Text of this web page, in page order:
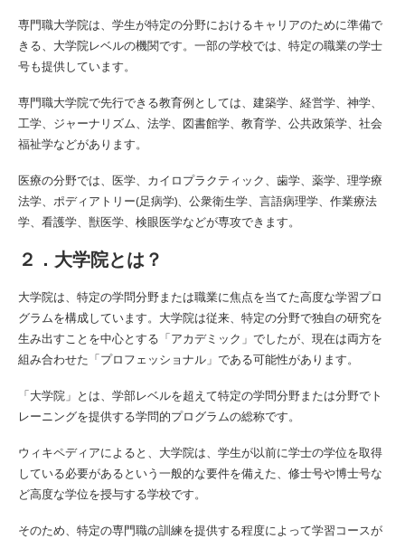
専門職大学院は、学生が特定の分野におけるキャリアのために準備で
きる、大学院レベルの機関です。一部の学校では、特定の職業の学士
号も提供しています。
専門職大学院で先行できる教育例としては、建築学、経営学、神学、
工学、ジャーナリズム、法学、図書館学、教育学、公共政策学、社会
福祉学などがあります。
医療の分野では、医学、カイロプラクティック、歯学、薬学、理学療
法学、ポディアトリー(足病学)、公衆衛生学、言語病理学、作業療法
学、看護学、獣医学、検眼医学などが専攻できます。
２．大学院とは？
大学院は、特定の学問分野または職業に焦点を当てた高度な学習プロ
グラムを構成しています。大学院は従来、特定の分野で独自の研究を
生み出すことを中心とする「アカデミック」でしたが、現在は両方を
組み合わせた「プロフェッショナル」である可能性があります。
「大学院」とは、学部レベルを超えて特定の学問分野または分野でト
レーニングを提供する学問的プログラムの総称です。
ウィキペディアによると、大学院は、学生が以前に学士の学位を取得
している必要があるという一般的な要件を備えた、修士号や博士号な
ど高度な学位を授与する学校です。
そのため、特定の専門職の訓練を提供する程度によって学習コースが